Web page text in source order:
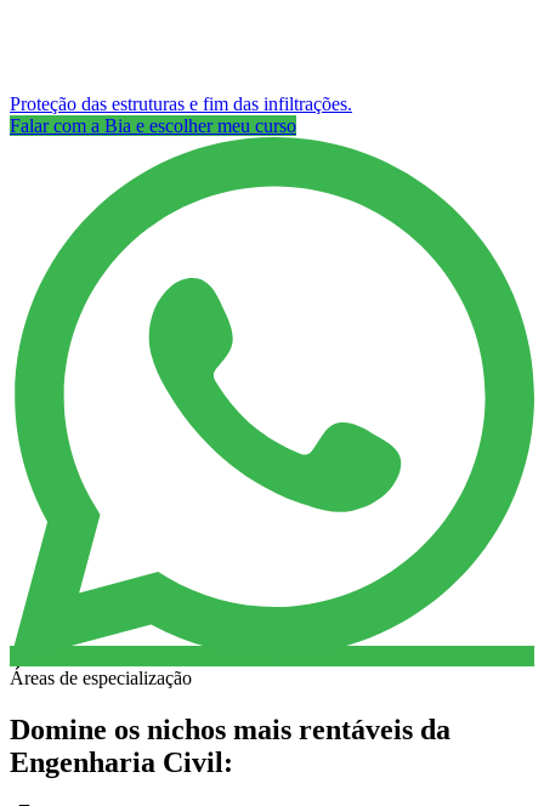
Proteção das estruturas e fim das infiltrações.
Falar com a Bia e escolher meu curso
Áreas de especialização
Domine os nichos mais rentáveis da
Engenharia Civil: